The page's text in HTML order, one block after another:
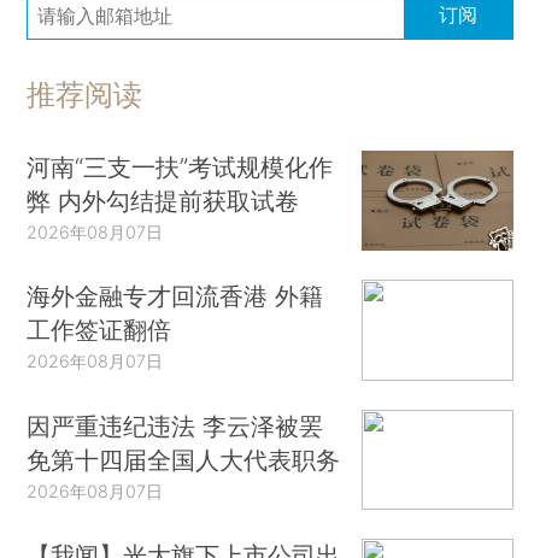
订阅
推荐阅读
河南“三支一扶”考试规模化作
弊 内外勾结提前获取试卷
2026年08月07日
海外金融专才回流香港 外籍
工作签证翻倍
2026年08月07日
因严重违纪违法 李云泽被罢
免第十四届全国人大代表职务
2026年08月07日